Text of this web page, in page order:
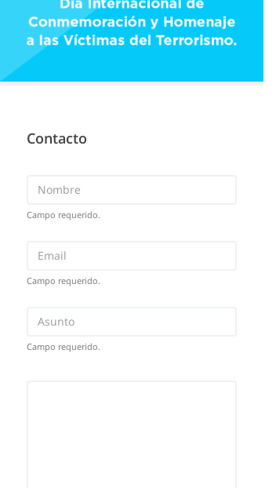
Contacto
Campo requerido.
Campo requerido.
Campo requerido.